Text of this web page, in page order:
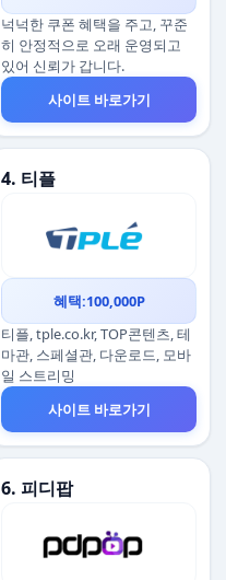
넉넉한 쿠폰 혜택을 주고, 꾸준
히 안정적으로 오래 운영되고
있어 신뢰가 갑니다.
사이트 바로가기
4. 티플
혜택:100,000P
티플, tple.co.kr, TOP콘텐츠, 테
마관, 스페셜관, 다운로드, 모바
일 스트리밍
사이트 바로가기
6. 피디팝